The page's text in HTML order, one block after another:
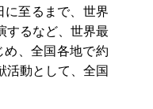
至るまで、世界
するなど、世界最
、全国各地で約
活動として、全国